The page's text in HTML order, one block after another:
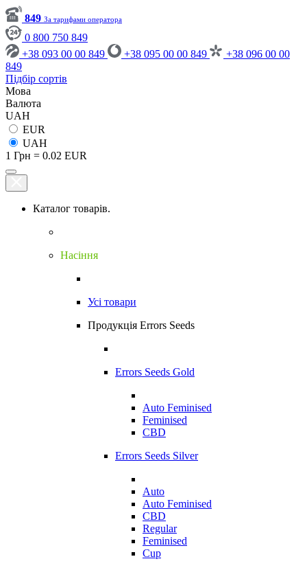
849 За тарифами оператора
0 800 750 849
+38 093 00 00 849
+38 095 00 00 849
+38 096 00 00
849
Підбір сортів
Мова
Валюта
UAH
EUR
UAH
1 Грн = 0.02 EUR
Каталог товарів.
Насіння
Усі товари
Продукція Errors Seeds
Errors Seeds Gold
Auto Feminised
Feminised
CBD
Errors Seeds Silver
Auto
Auto Feminised
CBD
Regular
Feminised
Cup